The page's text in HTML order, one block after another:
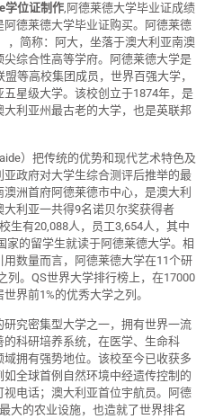
学位证制作,阿德莱德大学毕业证成绩
德莱德大学毕业证购买。阿德莱德
，简称：阿大，坐落于澳大利亚南澳
综合性高等学府。阿德莱德大学是
等高校集团成员，世界百强大学，
星级大学。该校创立于1874年，是
利亚州最古老的大学，也是英联邦
）把传统的优势和现代艺术特色及
政府对大学生综合测评后推举的最
洲首府阿德莱德市中心，是澳大利
利亚一共得9名诺贝尔奖获得者
生有20,088人，员工3,654人，其中
家的留学生就读于阿德莱德大学。相
数量而言，阿德莱德大学在11个研
列。QS世界大学排行榜上，在17000
界前1%的优秀大学之列。
究密集型大学之一，拥有世界一流
科研培养系统，在医学、生命科
拥有强势地位。该校至今已收获多
全球首例自然环境中经遗传控制的
电话；澳大利亚首位宇航员。阿德
大的农业设施，也造就了世界排名